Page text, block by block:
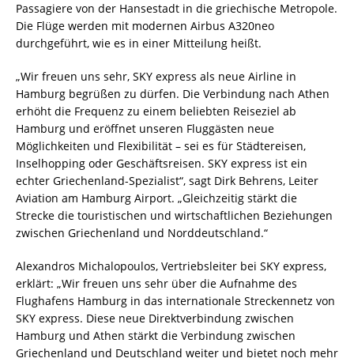
Passagiere von der Hansestadt in die griechische Metropole.
Die Flüge werden mit modernen Airbus A320neo
durchgeführt, wie es in einer Mitteilung heißt.
„Wir freuen uns sehr, SKY express als neue Airline in
Hamburg begrüßen zu dürfen. Die Verbindung nach Athen
erhöht die Frequenz zu einem beliebten Reiseziel ab
Hamburg und eröffnet unseren Fluggästen neue
Möglichkeiten und Flexibilität – sei es für Städtereisen,
Inselhopping oder Geschäftsreisen. SKY express ist ein
echter Griechenland-Spezialist“, sagt Dirk Behrens, Leiter
Aviation am Hamburg Airport. „Gleichzeitig stärkt die
Strecke die touristischen und wirtschaftlichen Beziehungen
zwischen Griechenland und Norddeutschland.“
Alexandros Michalopoulos, Vertriebsleiter bei SKY express,
erklärt: „Wir freuen uns sehr über die Aufnahme des
Flughafens Hamburg in das internationale Streckennetz von
SKY express. Diese neue Direktverbindung zwischen
Hamburg und Athen stärkt die Verbindung zwischen
Griechenland und Deutschland weiter und bietet noch mehr